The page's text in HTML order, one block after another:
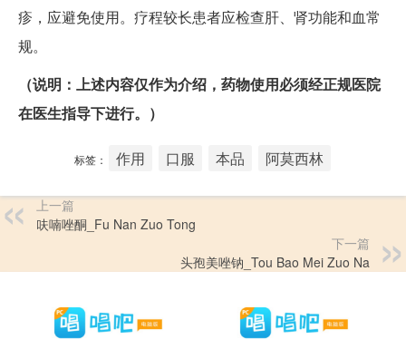
疹，应避免使用。疗程较长患者应检查肝、肾功能和血常
规。
（说明：上述内容仅作为介绍，药物使用必须经正规医院
在医生指导下进行。）
标签： 作用 口服 本品 阿莫西林
上一篇
呋喃唑酮_Fu Nan Zuo Tong
下一篇
头孢美唑钠_Tou Bao Mei Zuo Na